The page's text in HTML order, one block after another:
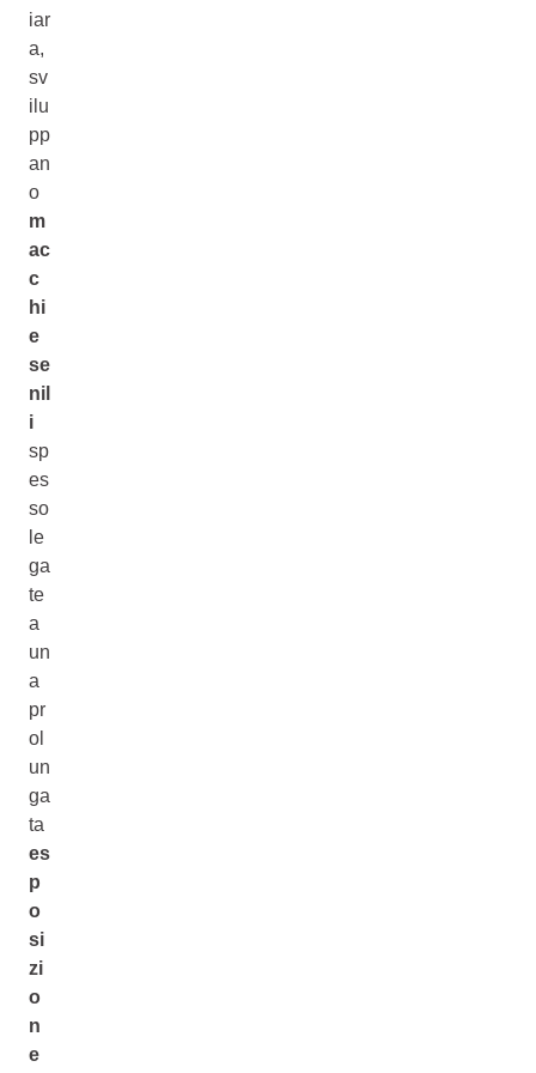
iar
a,
sv
ilu
pp
an
o
m
ac
c
hi
e
se
nil
i
sp
es
so
le
ga
te
a
un
a
pr
ol
un
ga
ta
es
p
o
si
zi
o
n
e